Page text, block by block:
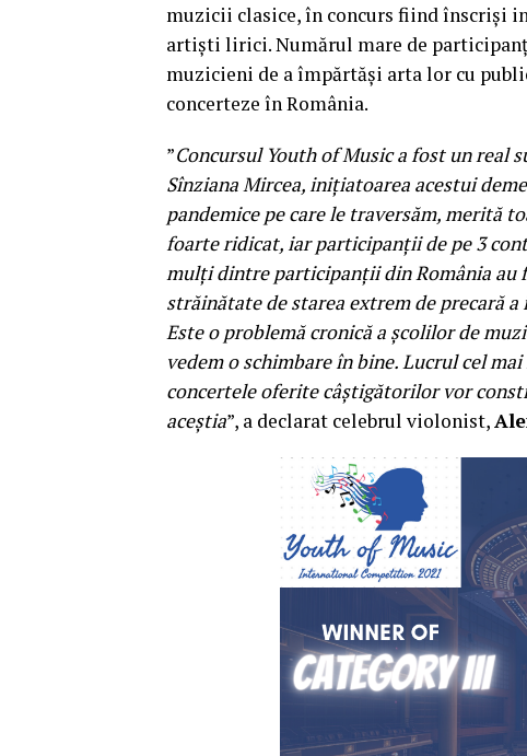
muzicii clasice, în concurs fiind înscriși
artiști lirici. Numărul mare de
muzicieni de a împărtăși arta lor cu
concerteze în România.
”Concursul Youth of Music a fost un real
Sînziana Mircea, inițiatoarea acestui
pandemice pe care le traversăm, merită
foarte ridicat, iar participanții de pe 3
mulți dintre participanții din România au
străinătate de starea extrem de precară
Este o problemă cronică a școlilor de
vedem o schimbare în bine. Lucrul cel
concertele oferite câștigătorilor vor
aceștia”, a declarat celebrul violonist,